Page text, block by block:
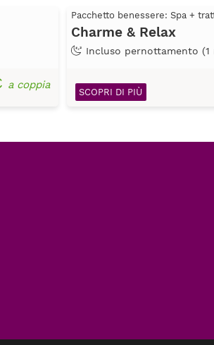
a coppia
Pacchetto benessere: Spa +
Charme & Relax
Incluso pernottamento (1
SCOPRI DI PIÙ